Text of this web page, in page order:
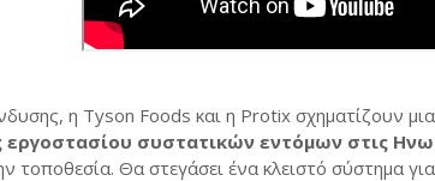
η Tyson Foods και η Protix σχηματίζουν
εργοστασίου συστατικών εντόμων στις
τοποθεσία. Θα στεγάσει ένα κλειστό σύστημα